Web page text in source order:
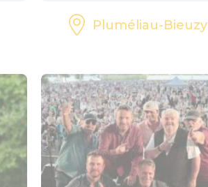
Pluméliau-Bieuzy